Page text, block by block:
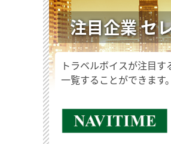
注目企業 セ
トラベルボイスが注目
一覧することができます。